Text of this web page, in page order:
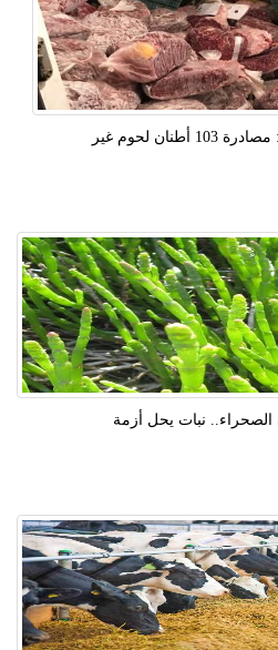
لحوم غير
نبات يحل أزمة